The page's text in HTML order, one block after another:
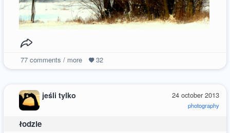
77comments / more 32
24 october 2013
photography
jeśli tylko
łodzie